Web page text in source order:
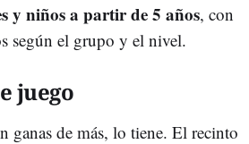
y niños a partir de 5 años, con
según el grupo y el nivel.
juego
ganas de más, lo tiene. El recinto